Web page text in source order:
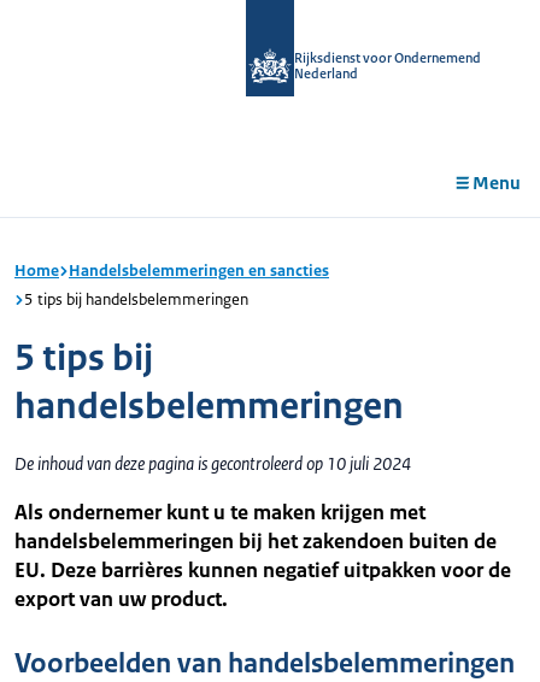
Rijksdienst voor Ondernemend
Nederland
Menu
Home Handelsbelemmeringen en sancties
5 tips bij handelsbelemmeringen
5 tips bij
handelsbelemmeringen
De inhoud van deze pagina is gecontroleerd op 10 juli 2024
Als ondernemer kunt u te maken krijgen met
handelsbelemmeringen bij het zakendoen buiten de
EU. Deze barrières kunnen negatief uitpakken voor de
export van uw product.
Voorbeelden van handelsbelemmeringen